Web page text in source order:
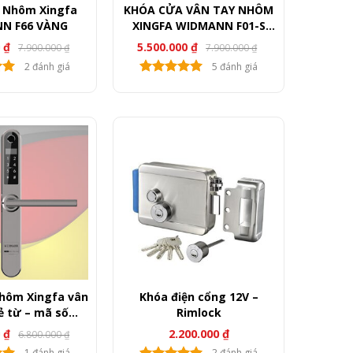
Nhôm Xingfa
WIDMANN F66 VÀNG
7.900.000₫
Giá
gốc
là:
₫ Giá
hiện
tại 2 đánh giá
KHÓA CỬA VÂN TAY NHÔM
XINGFA WIDMANN F01-S
Wifi (BLACK – SLIVER)
7.900.000₫
Giá
gốc
là:
5.500.000₫ Giá
hiện
tại 5 đánh giá
Xingfa vân
từ – mã số
F10 (Black)
6.800.000₫
Giá
gốc
₫ Giá
hiện
Khóa điện cổng 12V –
Rimlock
2.200.000₫